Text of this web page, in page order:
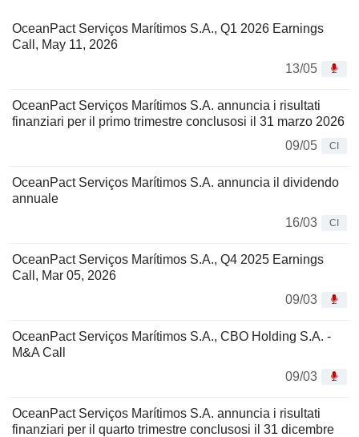
OceanPact Serviços Marítimos S.A., Q1 2026 Earnings
Call, May 11, 2026
13/05
OceanPact Serviços Marítimos S.A. annuncia i risultati
finanziari per il primo trimestre conclusosi il 31 marzo 2026
09/05
CI
OceanPact Serviços Marítimos S.A. annuncia il dividendo
annuale
16/03
CI
OceanPact Serviços Marítimos S.A., Q4 2025 Earnings
Call, Mar 05, 2026
09/03
OceanPact Serviços Marítimos S.A., CBO Holding S.A. -
M&A Call
09/03
OceanPact Serviços Marítimos S.A. annuncia i risultati
finanziari per il quarto trimestre conclusosi il 31 dicembre